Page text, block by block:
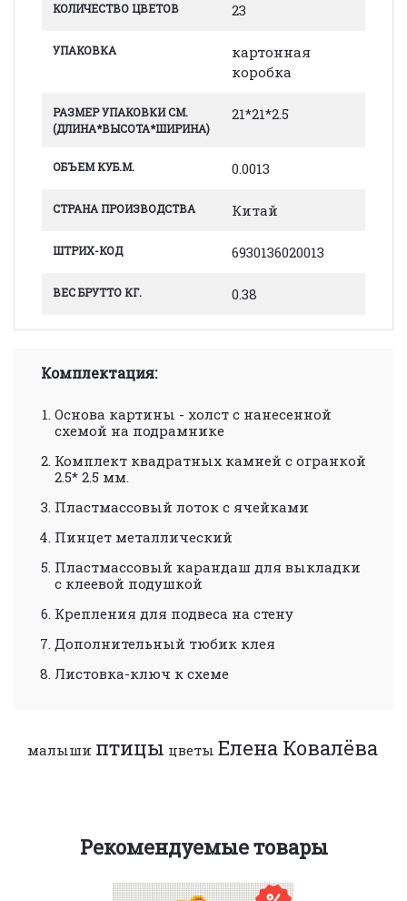
КОЛИЧЕСТВО ЦВЕТОВ 23
УПАКОВКА
картонная
коробка
РАЗМЕР УПАКОВКИ СМ.
(ДЛИНА*ВЫСОТА*ШИРИНА)
21*21*2.5
ОБЪЕМ КУБ.М. 0.0013
СТРАНА ПРОИЗВОДСТВА Китай
ШТРИХ-КОД 6930136020013
ВЕС БРУТТО КГ. 0.38
Комплектация:
Основа картины - холст с нанесенной
схемой на подрамнике
Комплект квадратных камней с огранкой
2.5* 2.5 мм.
Пластмассовый лоток с ячейками
Пинцет металлический
Пластмассовый карандаш для выкладки
с клеевой подушкой
Крепления для подвеса на стену
Дополнительный тюбик клея
Листовка-ключ к схеме
малыши птицы цветы Елена Ковалёва
Рекомендуемые товары